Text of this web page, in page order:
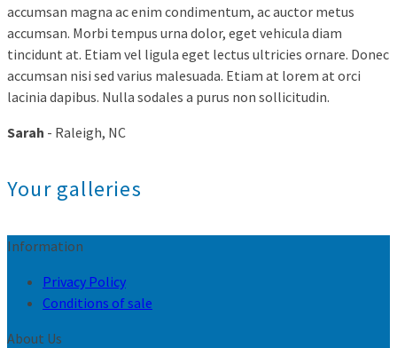
accumsan magna ac enim condimentum, ac auctor metus
accumsan. Morbi tempus urna dolor, eget vehicula diam
tincidunt at. Etiam vel ligula eget lectus ultricies ornare. Donec
accumsan nisi sed varius malesuada. Etiam at lorem at orci
lacinia dapibus. Nulla sodales a purus non sollicitudin.
Sarah - Raleigh, NC
Your galleries
Information
Privacy Policy
Conditions of sale
About Us